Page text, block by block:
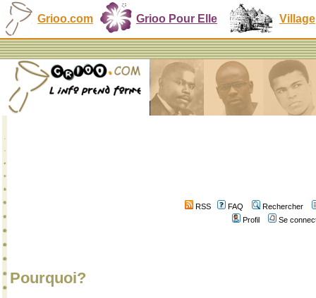
Grioo.com Grioo Pour Elle Village
RSS FAQ
Rechercher
Profil
Se
Pourquoi?